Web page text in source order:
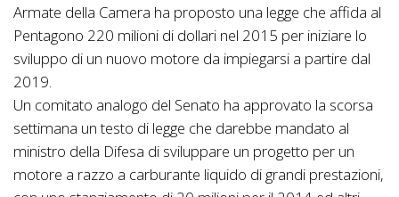
Armate della Camera ha proposto una legge che affida al
Pentagono 220 milioni di dollari nel 2015 per iniziare lo
sviluppo di un nuovo motore da impiegarsi a partire dal
2019.
Un comitato analogo del Senato ha approvato la scorsa
settimana un testo di legge che darebbe mandato al
ministro della Difesa di sviluppare un progetto per un
motore a razzo a carburante liquido di grandi prestazioni,